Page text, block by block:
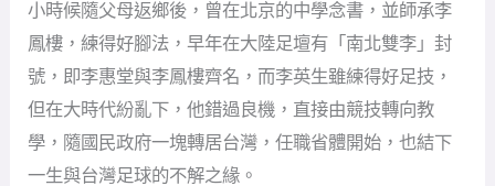
小時候隨父母返鄉後，曾在北京的中學念書，並師承李
鳳樓，練得好腳法，早年在大陸足壇有「南北雙李」封
號，即李惠堂與李鳳樓齊名，而李英生雖練得好足技，
但在大時代紛亂下，他錯過良機，直接由競技轉向教
學，隨國民政府一塊轉居台灣，任職省體開始，也結下
一生與台灣足球的不解之緣。